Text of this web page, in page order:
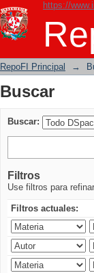
https://
Buscar
RepoFI Principal →
Buscar
Buscar:
Filtros
Use filtros para
Filtros actuales: